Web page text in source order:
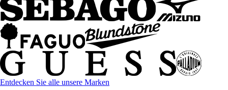
Entdecken Sie alle unsere Marken